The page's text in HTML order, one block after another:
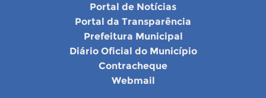
Portal de Notícias
Portal da Transparência
Prefeitura Municipal
Diário Oficial do Município
Contracheque
Webmail